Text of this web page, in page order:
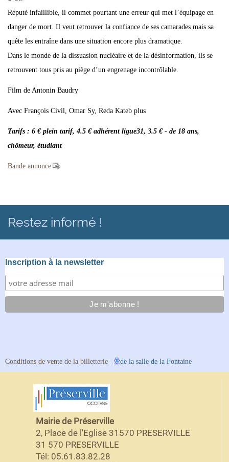
Réputé infaillible, il commet pourtant une erreur qui met l’équipage en
danger de mort. Il veut retrouver la confiance de ses camarades mais sa
quête les entraîne dans une situation encore plus dramatique.
Dans le monde de la dissuasion nucléaire et de la désinformation, ils se
retrouvent tous pris au piège d’un engrenage incontrôlable.
Film de Antonin Baudry
Avec François Civil, Omar Sy, Reda Kateb plus
Tarifs : 6 € plein tarif, 4.5 € adhérent ligue31, 3.5 € - de 18 ans,
chômeur, étudiant
Bande annonce
Restez informé !
Inscription à la newsletter
Conditions de vente de la billetterie de la salle de la Fontaine
Mairie de Préserville
2, Place de l'Eglise 31570 PRESERVILLE
31 570 PRESERVILLE
Tél: 05.61.83.82.28